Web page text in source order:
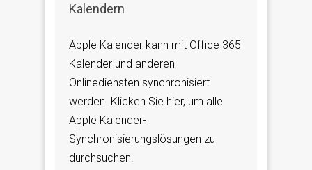
Kalendern
Apple Kalender kann mit Office 365
Kalender und anderen
Onlinediensten synchronisiert
werden. Klicken Sie hier, um alle
Apple Kalender-
Synchronisierungslösungen zu
durchsuchen.